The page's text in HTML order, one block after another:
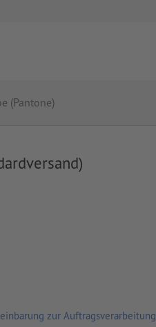
(Pantone)
zur Auftragsverarbeitung